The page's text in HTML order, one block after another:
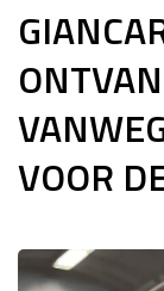
VOOR